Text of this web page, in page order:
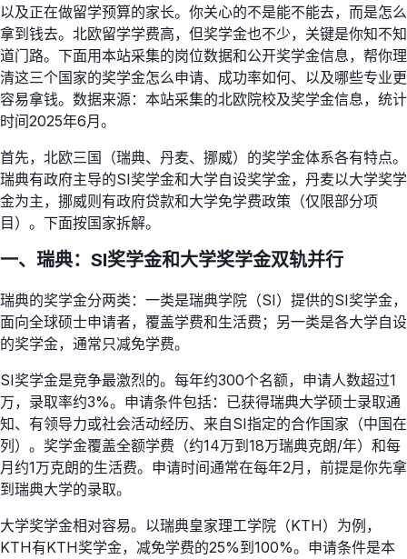
以及正在做留学预算的家长。你关心的不是能不能去，而是怎么
拿到钱去。北欧留学学费高，但奖学金也不少，关键是你知不知
道门路。下面用本站采集的岗位数据和公开奖学金信息，帮你理
清这三个国家的奖学金怎么申请、成功率如何、以及哪些专业更
容易拿钱。数据来源：本站采集的北欧院校及奖学金信息，统计
时间2025年6月。
首先，北欧三国（瑞典、丹麦、挪威）的奖学金体系各有特点。
瑞典有政府主导的SI奖学金和大学自设奖学金，丹麦以大学奖学
金为主，挪威则有政府贷款和大学免学费政策（仅限部分项
目）。下面按国家拆解。
一、瑞典：SI奖学金和大学奖学金双轨并行
瑞典的奖学金分两类：一类是瑞典学院（SI）提供的SI奖学金，
面向全球硕士申请者，覆盖学费和生活费；另一类是各大学自设
的奖学金，通常只减免学费。
SI奖学金是竞争最激烈的。每年约300个名额，申请人数超过1
万，录取率约3%。申请条件包括：已获得瑞典大学硕士录取通
知、有领导力或社会活动经历、来自SI指定的合作国家（中国在
列）。奖学金覆盖全额学费（约14万到18万瑞典克朗/年）和每
月约1万克朗的生活费。申请时间通常在每年2月，前提是你先拿
到瑞典大学的录取。
大学奖学金相对容易。以瑞典皇家理工学院（KTH）为例，
KTH有KTH奖学金，减免学费的25%到100%。申请条件是本